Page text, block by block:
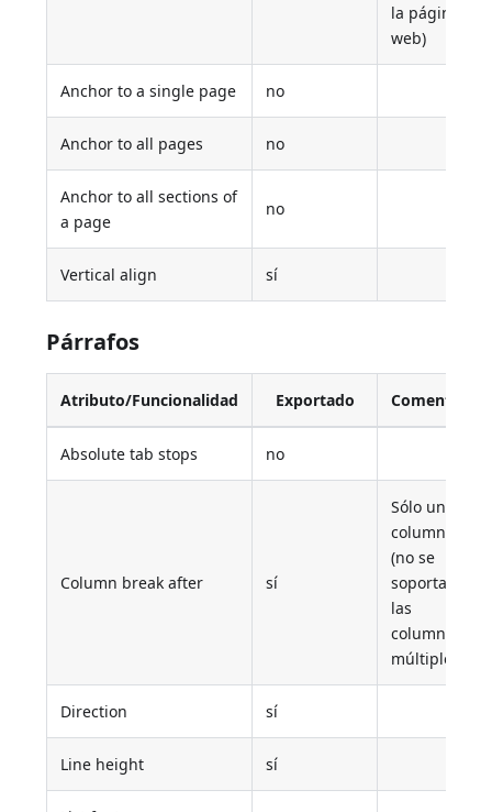
la página
web)
Anchor to a single page no
Anchor to all pages no
Anchor to all sections of
a page
no
Vertical align sí
Párrafos
Atributo/Funcionalidad Exportado Comentario
Absolute tab stops no
Column break after sí
Sólo una
columna
(no se
soportan
las
columnas
múltiples)
Direction sí
Line height sí